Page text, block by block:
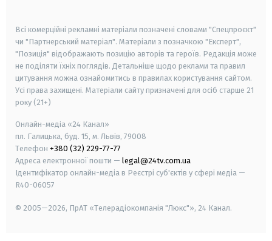
Всі комерційні рекламні матеріали позначені словами "Спецпроєкт"
чи "Партнерський матеріал". Матеріали з позначкою "Експерт",
"Позиція" відображають позицію авторів та героїв. Редакція може
не поділяти їхніх поглядів. Детальніше щодо реклами та правил
цитування можна ознайомитись в правилах користування сайтом.
Усі права захищені. Матеріали сайту призначені для осіб старше 21
року (21+)
Онлайн-медіа «24 Канал»
пл. Галицька, буд. 15, м. Львів, 79008
Телефон +380 (32) 229-77-77
Адреса електронної пошти — legal@24tv.com.ua
Ідентифікатор онлайн-медіа в Реєстрі суб'єктів у сфері медіа —
R40-06057
© 2005—2026, ПрАТ «Телерадіокомпанія "Люкс"», 24 Канал.